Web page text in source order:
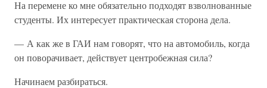
На перемене ко мне обязательно подходят взволнованные
студенты. Их интересует практическая сторона дела.
— А как же в ГАИ нам говорят, что на автомобиль, когда
он поворачивает, действует центробежная сила?
Начинаем разбираться.